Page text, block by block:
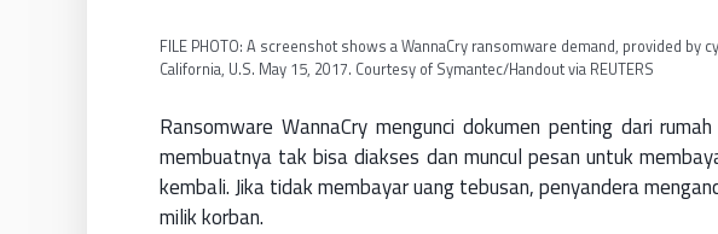
FILE PHOTO: A screenshot shows a WannaCry ransomware demand, provided by
California, U.S. May 15, 2017. Courtesy of Symantec/Handout via REUTERS
Ransomware WannaCry mengunci dokumen penting dari
membuatnya tak bisa diakses dan muncul pesan untuk
kembali. Jika tidak membayar uang tebusan, penyandera
milik korban.